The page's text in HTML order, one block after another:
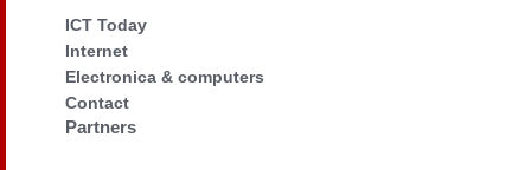
ICT Today
Internet
Electronica & computers
Contact
Partners